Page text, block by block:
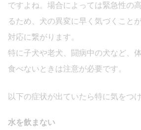
ですよね。場合によっては緊急性の
るため、犬の異変に早く気づくこと
対応に繋がります。
特に子犬や老犬、闘病中の犬など、
食べないときは注意が必要です。
以下の症状が出ていたら特に気をつ
水を飲まない